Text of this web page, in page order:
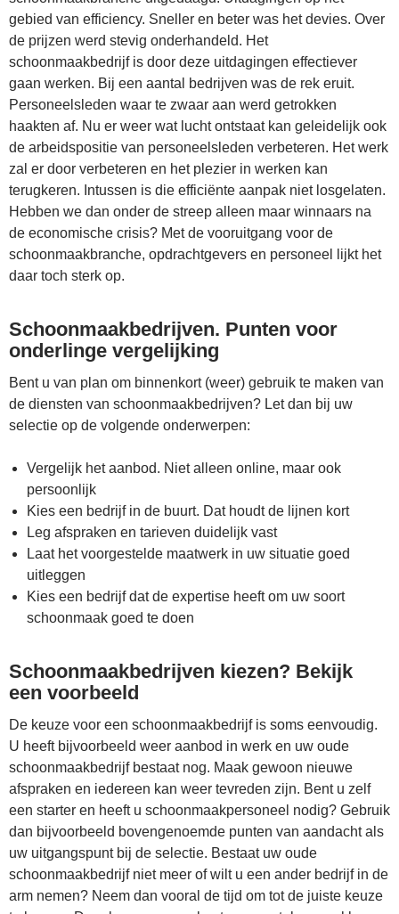
gebied van efficiency. Sneller en beter was het devies. Over
de prijzen werd stevig onderhandeld. Het
schoonmaakbedrijf is door deze uitdagingen effectiever
gaan werken. Bij een aantal bedrijven was de rek eruit.
Personeelsleden waar te zwaar aan werd getrokken
haakten af. Nu er weer wat lucht ontstaat kan geleidelijk ook
de arbeidspositie van personeelsleden verbeteren. Het werk
zal er door verbeteren en het plezier in werken kan
terugkeren. Intussen is die efficiënte aanpak niet losgelaten.
Hebben we dan onder de streep alleen maar winnaars na
de economische crisis? Met de vooruitgang voor de
schoonmaakbranche, opdrachtgevers en personeel lijkt het
daar toch sterk op.
Schoonmaakbedrijven. Punten voor
onderlinge vergelijking
Bent u van plan om binnenkort (weer) gebruik te maken van
de diensten van schoonmaakbedrijven? Let dan bij uw
selectie op de volgende onderwerpen:
Vergelijk het aanbod. Niet alleen online, maar ook
persoonlijk
Kies een bedrijf in de buurt. Dat houdt de lijnen kort
Leg afspraken en tarieven duidelijk vast
Laat het voorgestelde maatwerk in uw situatie goed
uitleggen
Kies een bedrijf dat de expertise heeft om uw soort
schoonmaak goed te doen
Schoonmaakbedrijven kiezen? Bekijk
een voorbeeld
De keuze voor een schoonmaakbedrijf is soms eenvoudig.
U heeft bijvoorbeeld weer aanbod in werk en uw oude
schoonmaakbedrijf bestaat nog. Maak gewoon nieuwe
afspraken en iedereen kan weer tevreden zijn. Bent u zelf
een starter en heeft u schoonmaakpersoneel nodig? Gebruik
dan bijvoorbeeld bovengenoemde punten van aandacht als
uw uitgangspunt bij de selectie. Bestaat uw oude
schoonmaakbedrijf niet meer of wilt u een ander bedrijf in de
arm nemen? Neem dan vooral de tijd om tot de juiste keuze